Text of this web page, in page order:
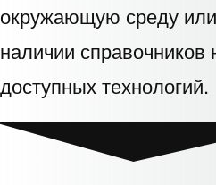
окружающую среду или
наличии
доступных технологий.